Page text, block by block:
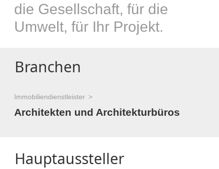
die Gesellschaft, für die
Umwelt, für Ihr Projekt.
Branchen
Immobiliendienstleister
Architekten und Architekturbüros
Hauptaussteller